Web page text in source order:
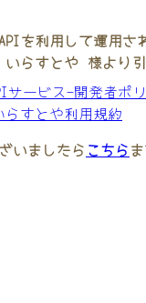
を利用して運用さ
らすとや 様より
サービス-開発者ポ
らすとや利用規約
いましたら こちら